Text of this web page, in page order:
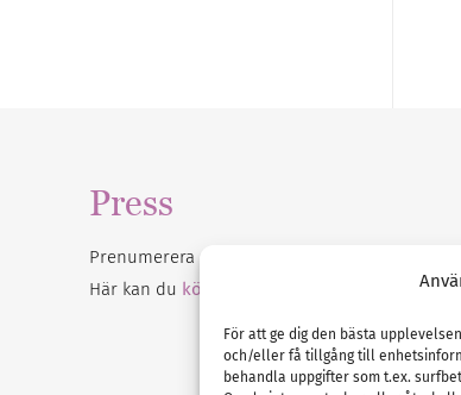
För att ge dig den bästa
och/eller få tillgång till
behandla uppgifter som t.ex.
Press
Prenumerera på vårt
Här kan du köpa Bröllopsmagasinet